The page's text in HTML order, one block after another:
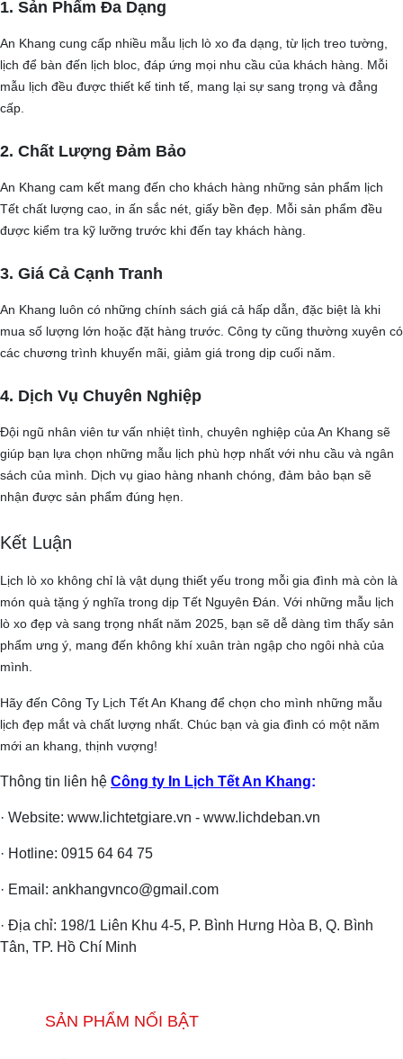
1. Sản Phẩm Đa Dạng
An Khang cung cấp nhiều mẫu lịch lò xo đa dạng, từ lịch treo tường,
lịch để bàn đến lịch bloc, đáp ứng mọi nhu cầu của khách hàng. Mỗi
mẫu lịch đều được thiết kế tinh tế, mang lại sự sang trọng và đẳng
cấp.
2. Chất Lượng Đảm Bảo
An Khang cam kết mang đến cho khách hàng những sản phẩm lịch
Tết chất lượng cao, in ấn sắc nét, giấy bền đẹp. Mỗi sản phẩm đều
được kiểm tra kỹ lưỡng trước khi đến tay khách hàng.
3. Giá Cả Cạnh Tranh
An Khang luôn có những chính sách giá cả hấp dẫn, đặc biệt là khi
mua số lượng lớn hoặc đặt hàng trước. Công ty cũng thường xuyên có
các chương trình khuyến mãi, giảm giá trong dịp cuối năm.
4. Dịch Vụ Chuyên Nghiệp
Đội ngũ nhân viên tư vấn nhiệt tình, chuyên nghiệp của An Khang sẽ
giúp bạn lựa chọn những mẫu lịch phù hợp nhất với nhu cầu và ngân
sách của mình. Dịch vụ giao hàng nhanh chóng, đảm bảo bạn sẽ
nhận được sản phẩm đúng hẹn.
Kết Luận
Lịch lò xo không chỉ là vật dụng thiết yếu trong mỗi gia đình mà còn là
món quà tặng ý nghĩa trong dịp Tết Nguyên Đán. Với những mẫu lịch
lò xo đẹp và sang trọng nhất năm 2025, bạn sẽ dễ dàng tìm thấy sản
phẩm ưng ý, mang đến không khí xuân tràn ngập cho ngôi nhà của
mình.
Hãy đến Công Ty Lịch Tết An Khang để chọn cho mình những mẫu
lịch đẹp mắt và chất lượng nhất. Chúc bạn và gia đình có một năm
mới an khang, thịnh vượng!
Thông tin liên hệ Công ty In Lịch Tết An Khang:
· Website: www.lichtetgiare.vn - www.lichdeban.vn
· Hotline: 0915 64 64 75
· Email: ankhangvnco@gmail.com
· Địa chỉ: 198/1 Liên Khu 4-5, P. Bình Hưng Hòa B, Q. Bình
Tân, TP. Hồ Chí Minh
SẢN PHẨM NỔI BẬT